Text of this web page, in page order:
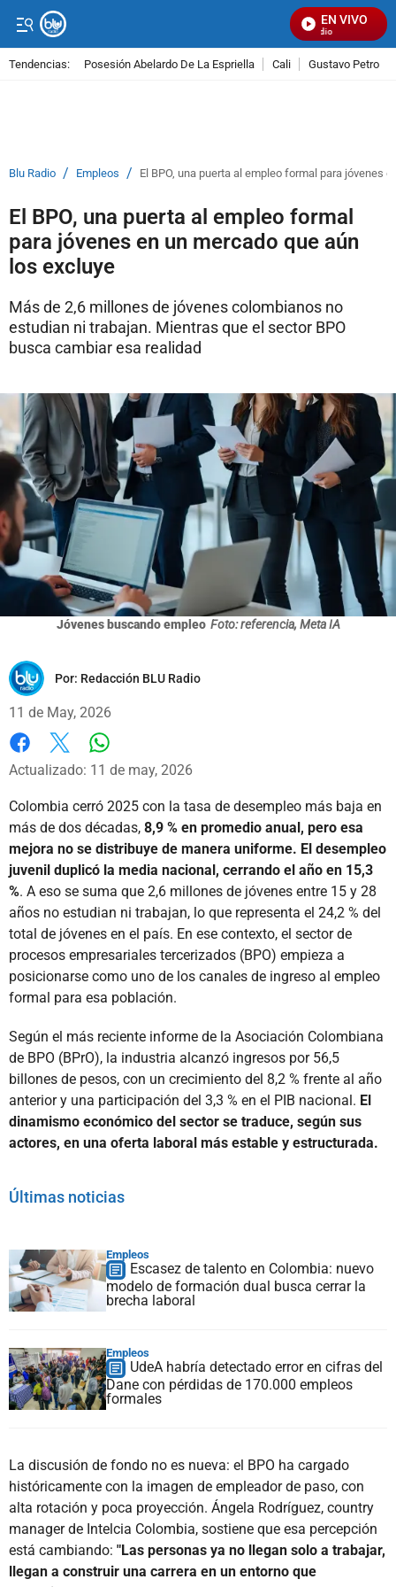
EN VIVO
Señal Visual Radio
Tendencias: Posesión Abelardo De La Espriella Cali Gustavo Petro
Blu Radio / Empleos / El BPO, una puerta al empleo formal para jóvenes
El BPO, una puerta al empleo formal
para jóvenes en un mercado que aún
los excluye
Más de 2,6 millones de jóvenes colombianos no
estudian ni trabajan. Mientras que el sector BPO
busca cambiar esa realidad
Jóvenes buscando empleo Foto: referencia, Meta IA
Por: Redacción BLU Radio
11 de May, 2026
Facebook
X
Actualizado: 11 de may, 2026
Colombia cerró 2025 con la tasa de desempleo más baja en
más de dos décadas, 8,9 % en promedio anual, pero esa
mejora no se distribuye de manera uniforme. El desempleo
juvenil duplicó la media nacional, cerrando el año en 15,3
%. A eso se suma que 2,6 millones de jóvenes entre 15 y 28
años no estudian ni trabajan, lo que representa el 24,2 % del
total de jóvenes en el país. En ese contexto, el sector de
procesos empresariales tercerizados (BPO) empieza a
posicionarse como uno de los canales de ingreso al empleo
formal para esa población.
Según el más reciente informe de la Asociación Colombiana
de BPO (BPrO), la industria alcanzó ingresos por 56,5
billones de pesos, con un crecimiento del 8,2 % frente al año
anterior y una participación del 3,3 % en el PIB nacional. El
dinamismo económico del sector se traduce, según sus
actores, en una oferta laboral más estable y estructurada.
Últimas noticias
Empleos
Escasez de talento en Colombia: nuevo
modelo de formación dual busca cerrar la
brecha laboral
Empleos
UdeA habría detectado error en cifras del
Dane con pérdidas de 170.000 empleos
formales
La discusión de fondo no es nueva: el BPO ha cargado
históricamente con la imagen de empleador de paso, con
alta rotación y poca proyección. Ángela Rodríguez, country
manager de Intelcia Colombia, sostiene que esa percepción
está cambiando: "Las personas ya no llegan solo a trabajar,
llegan a construir una carrera en un entorno que